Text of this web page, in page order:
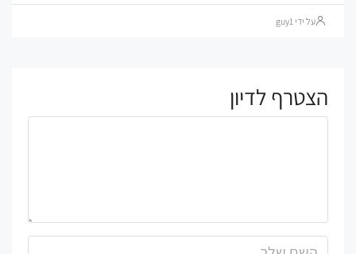
על ידי guy1
הצטרף לדיון